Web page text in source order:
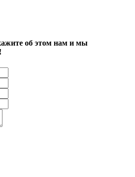
об этом нам и мы